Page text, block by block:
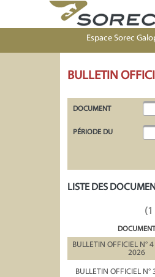
Espace Sorec
BULLETIN
DOCUMENT
PÉRIODE DU
LISTE DES
(1
BULLETIN OFFICIEL N°
2026
BULLETIN OFFICIEL